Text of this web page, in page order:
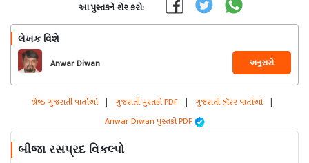
આ પુસ્તકને શેર કરો:
લેખક વિશે
Anwar Diwan અનુસરો
શ્રેષ્ઠ ગુજરાતી વાર્તાઓ | ગુજરાતી પુસ્તકો PDF | ગુજરાતી હૉરર વાર્તાઓ |
Anwar Diwan પુસ્તકો PDF
બીજા રસપ્રદ વિકલ્પો